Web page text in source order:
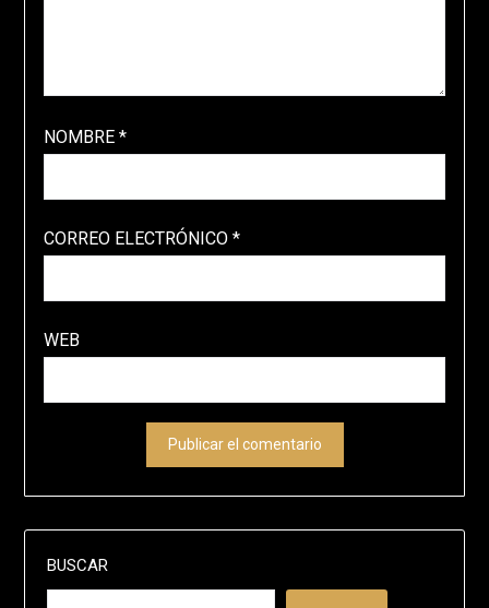
NOMBRE *
CORREO ELECTRÓNICO *
WEB
BUSCAR